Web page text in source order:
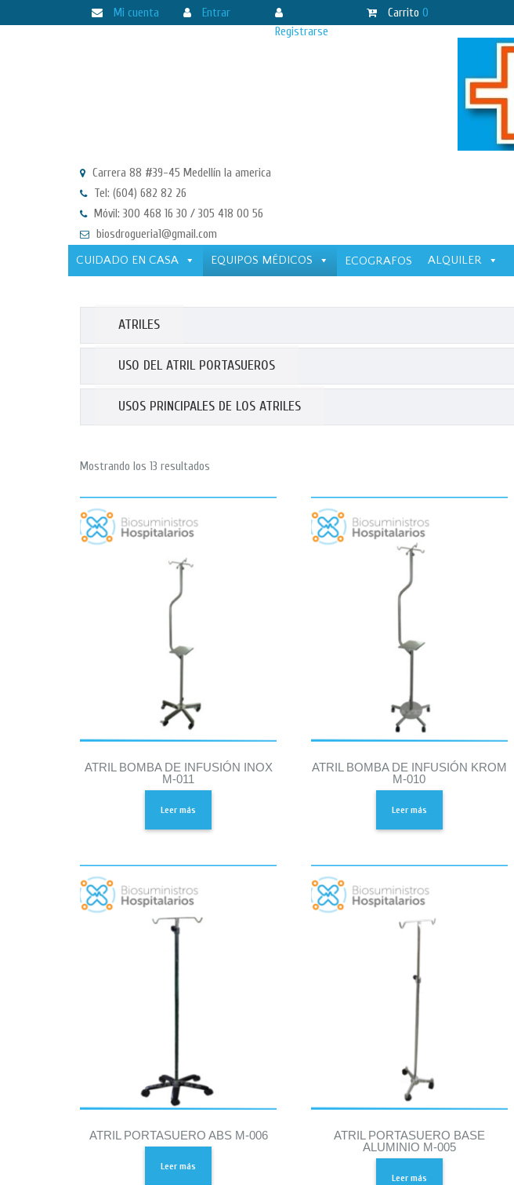
Mi cuenta
Entrar
Registrarse
Carrito 0
Carrera 88 #39-45 Medellín la america
Tel: (604) 682 82 26
Móvil: 300 468 16 30 / 305 418 00 56
biosdrogueria1@gmail.com
CUIDADO EN CASA
EQUIPOS MÉDICOS ECOGRAFOS ALQUILER
ATRILES
USO DEL ATRIL PORTASUEROS
USOS PRINCIPALES DE LOS ATRILES
Mostrando los 13 resultados
ATRIL BOMBA DE INFUSIÓN INOX
M-011
Leer más
ATRIL BOMBA DE INFUSIÓN KROM
M-010
Leer más
ATRIL PORTASUERO ABS M-006
Leer más
ATRIL PORTASUERO BASE
ALUMINIO M-005
Leer más